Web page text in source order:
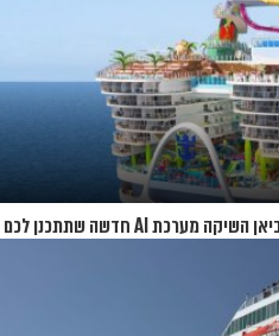
מהפכת הקרוזים כבר כאן: רויאל קריביאן השיקה מערכת AI חדשה שתתכנן לכם